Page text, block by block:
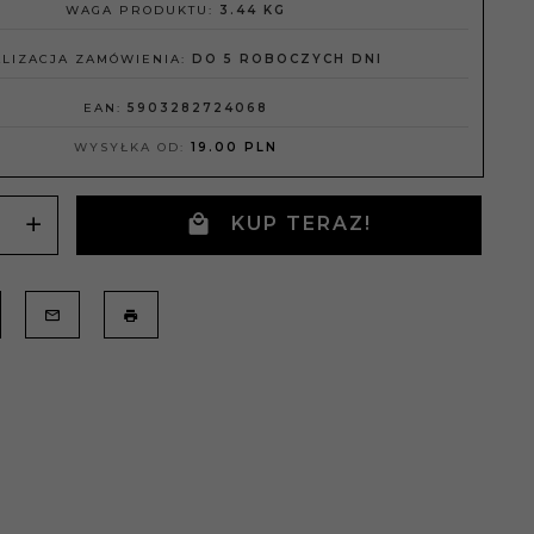
WAGA PRODUKTU: 3.44 KG
ZAMÓWIENIA: DO 5 ROBOCZYCH DNI
EAN: 5903282724068
WYSYŁKA OD: 19.00 PLN
KUP TERAZ!